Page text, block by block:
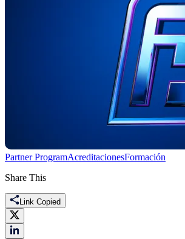
Partner ProgramAcreditacionesFormación
Share This
Link Copied